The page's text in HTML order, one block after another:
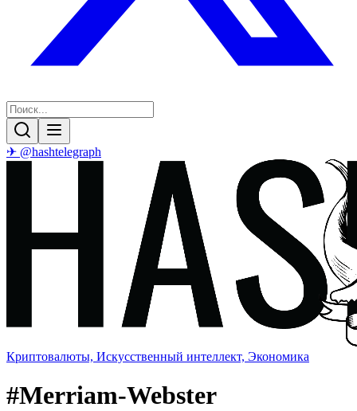
✈ @hashtelegraph
Криптовалюты, Искусственный интеллект, Экономика
#Merriam-Webster